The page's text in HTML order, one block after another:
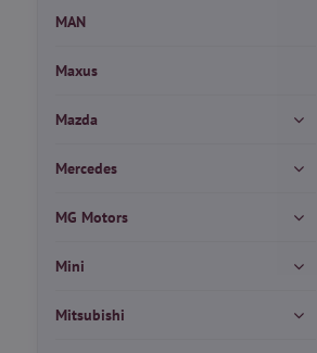
MAN
Maxus
Mazda
Mercedes
MG Motors
Mini
Mitsubishi